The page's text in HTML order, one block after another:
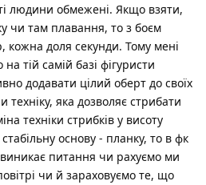
людини обмежені. Якщо взяти,
чи там плавання, то з боєм
кожна доля секунди. Тому мені
тій самій базі фігуристи
додавати цілий оберт до своїх
техніку, яка дозволяє стрибати
техніки стрибків у висоту
основу - планку, то в фк
виникає питання чи рахуємо ми
чи й зараховуємо те, що